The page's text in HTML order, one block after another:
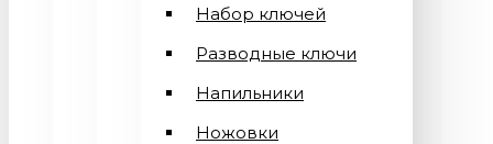
Набор ключей
Разводные ключи
Напильники
Ножовки